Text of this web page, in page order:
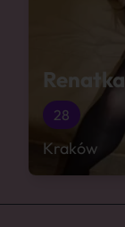
Renatka
28
Kraków